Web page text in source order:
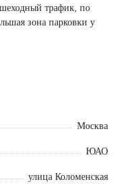
трафик, по
зона парковки у
Москва
ЮАО
улица Коломенская